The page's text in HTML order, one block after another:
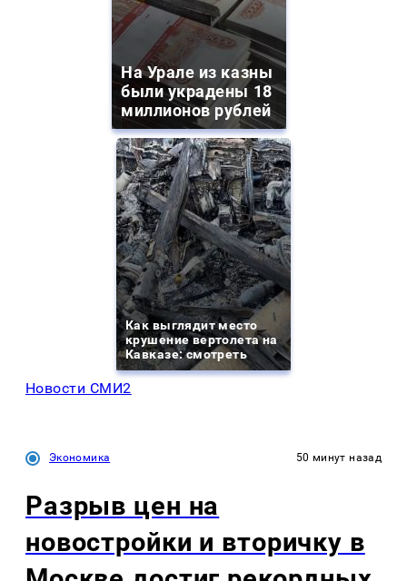
На Урале из казны
были украдены 18
миллионов рублей
Как выглядит место
крушение вертолета на
Кавказе: смотреть
Новости СМИ2
Экономика 50 минут назад
Разрыв цен на
новостройки и вторичку в